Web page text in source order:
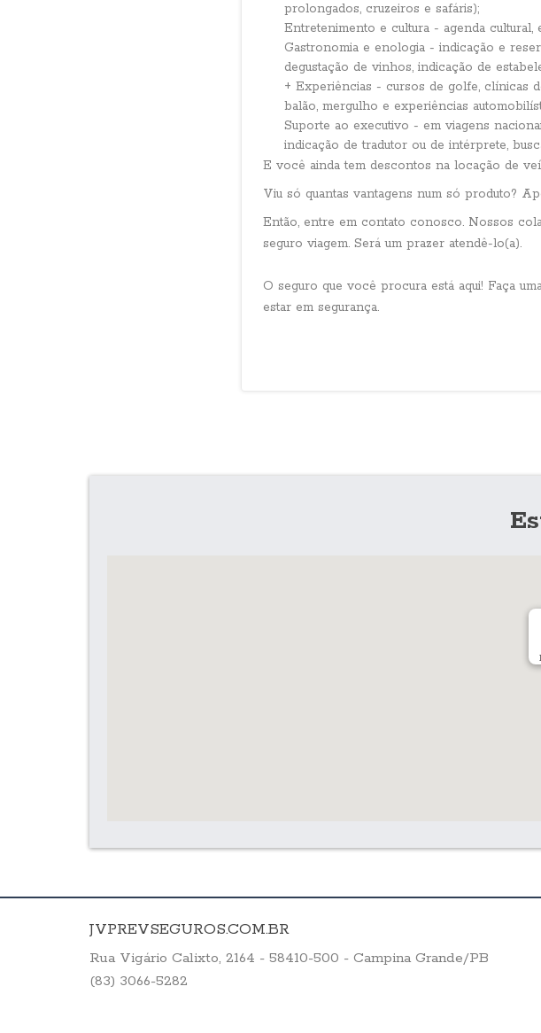
prolongados, cruzeiros e safáris);
Entretenimento e cultura - agenda cultural,
Gastronomia e enologia - indicação e
degustação de vinhos, indicação de
+ Experiências - cursos de golfe, clínicas
balão, mergulho e experiências
Suporte ao executivo - em viagens
indicação de tradutor ou de intérprete,
E você ainda tem descontos na locação de
Viu só quantas vantagens num só produto?
Então, entre em contato conosco. Nossos
seguro viagem. Será um prazer atendê-lo(a).
O seguro que você procura está aqui! Faça
estar em segurança.
JVPREVSEGUROS.COM.BR
Rua Vigário Calixto, 2164 - 58410-500 - Campina Grande/PB
(83) 3066-5282